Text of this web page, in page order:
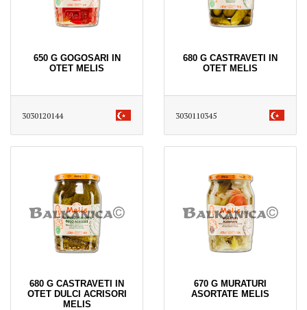
650 G GOGOSARI IN
OTET MELIS
3030120144
680 G CASTRAVETI IN
OTET MELIS
3030110345
680 G CASTRAVETI IN
OTET DULCI ACRISORI
MELIS
670 G MURATURI
ASORTATE MELIS